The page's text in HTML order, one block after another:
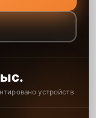
устройств